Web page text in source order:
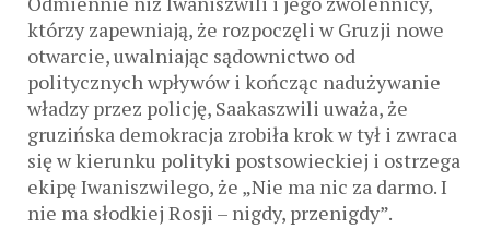
którzy zapewniają, że rozpoczęli w Gruzji nowe
otwarcie, uwalniając sądownictwo od
politycznych wpływów i kończąc nadużywanie
władzy przez policję, Saakaszwili uważa, że
gruzińska demokracja zrobiła krok w tył i zwraca
się w kierunku polityki postsowieckiej i ostrzega
ekipę Iwaniszwilego, że „Nie ma nic za darmo. I
nie ma słodkiej Rosji – nigdy, przenigdy”.